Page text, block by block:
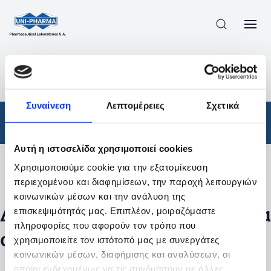
Συναίνεση Λεπτομέρειες Σχετικά
Αυτή η ιστοσελίδα χρησιμοποιεί cookies
Χρησιμοποιούμε cookie για την εξατομίκευση
περιεχομένου και διαφημίσεων, την παροχή λειτουργιών
κοινωνικών μέσων και την ανάλυση της
επισκεψιμότητάς μας. Επιπλέον, μοιραζόμαστε
πληροφορίες που αφορούν τον τρόπο που
χρησιμοποιείτε τον ιστότοπό μας με συνεργάτες
κοινωνικών μέσων, διαφήμισης και αναλύσεων, οι
οποίοι ενδεχομένως να τις συνδυάσουν με άλλες
ΠΡΟΪΟΝΤΑ
ΑΠΟΤΕΛΕΣΜΑΤΑ ΑΝΑΖΗΤΗΣΗΣ
Φάρμακα
Φίλτρα
Δεν βρέθηκαν προϊόντα με τα
συγκεκριμένα φίλτρα